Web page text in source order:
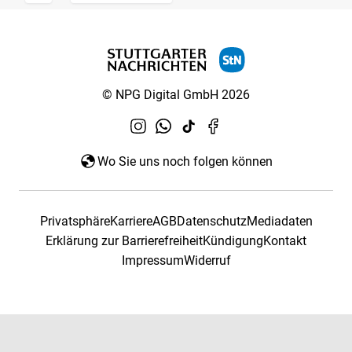
© NPG Digital GmbH 2026
Wo Sie uns noch folgen können
PrivatsphäreKarriereAGBDatenschutzMediadaten
Erklärung zur BarrierefreiheitKündigungKontakt
ImpressumWiderruf